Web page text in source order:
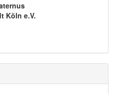
Köln e.V.